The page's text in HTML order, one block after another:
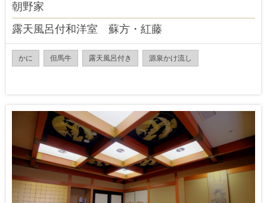
朝野家
露天風呂付和洋室 蘇方・紅藤
かに 但馬牛 露天風呂付き 源泉かけ流し